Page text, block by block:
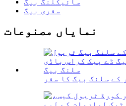
سفری بیگ
نمایاں مصنوعات